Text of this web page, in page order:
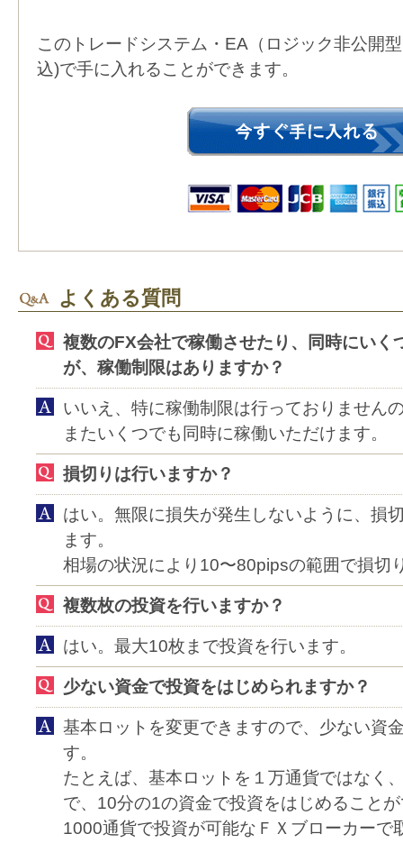
このトレードシステム・EA（ロジック非公開
込)で手に入れることができます。
よくある質問
複数のFX会社で稼働させたり、同時にいく
が、稼働制限はありますか？
いいえ、特に稼働制限は行っておりません
またいくつでも同時に稼働いただけます。
損切りは行いますか？
はい。無限に損失が発生しないように、損
ます。
相場の状況により10〜80pipsの範囲で損切
複数枚の投資を行いますか？
はい。最大10枚まで投資を行います。
少ない資金で投資をはじめられますか？
基本ロットを変更できますので、少ない資
す。
たとえば、基本ロットを１万通貨ではなく
で、10分の1の資金で投資をはじめること
1000通貨で投資が可能なＦＸブローカーで